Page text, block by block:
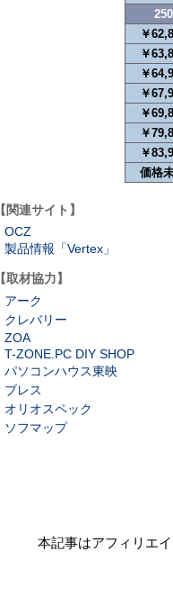
￥
￥
￥
￥
￥
￥
￥
価格
【関連サイト】
OCZ
製品情報「Vertex」
【取材協力】
アーク
クレバリー
ZOA
T-ZONE.PC DIY SHOP
パソコンハウス東映
ブレス
オリオスペック
ソフマップ
本記事はアフィリエ